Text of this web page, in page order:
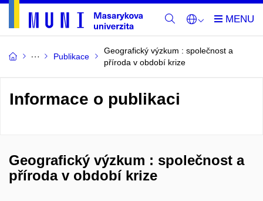
Publikace
Geografický výzkum : společnost a
příroda v období krize
Informace o publikaci
Geografický výzkum : společnost a
příroda v období krize